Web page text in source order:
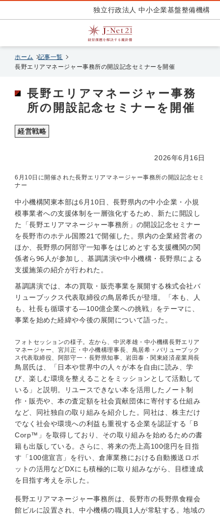
独立行政法人 中小企業基盤整備機構
ホーム
記事一覧
長野エリアマネージャー事務所の開設記念セミナーを開催
長野エリアマネージャー事務
所の開設記念セミナーを開催
経営戦略
2026年6月16日
6月10日に開催された長野エリアマネージャー事務所の開設記念セミ
ナー
中小機構関東本部は6月10日、長野県内の中小企業・小規
模事業者への支援体制を一層強化するため、新たに開設し
た「長野エリアマネージャー事務所」の開設記念セミナー
を長野市のホテル国際21で開催した。県内の企業経営者の
ほか、長野県の阿部守一知事をはじめとする支援機関の関
係者ら96人が参加し、基調講演や中小機構・長野県による
支援施策の紹介が行われた。
基調講演では、本の買取・販売事業を展開する株式会社バ
リューブックス代表取締役の鳥居希氏が登壇。「本も、人
も、社長も循環する—100億企業への挑戦」をテーマに、
事業を始めた経緯や今後の展開について語った。
フォトセッションの様子。左から、中沢孝雄・中小機構長野エリア
マネージャー、宮川正・中小機構理事長、鳥居希・バリューブック
ス代表取締役、阿部守一・長野県知事、岩田泰・関東経済産業局長
鳥居氏は、「日本や世界中の人々が本を自由に読み、学
び、楽しむ環境を整えることをミッションとして活動して
いる」と説明。リユースできない本を活用したノート制
作・販売や、本の査定額を社会貢献団体に寄付する仕組み
など、同社独自の取り組みを紹介した。同社は、株主だけ
でなく社会や環境への利益も重視する企業を認証する「B
Corp™」を取得しており、その取り組みを始めるための書
籍も出版している。さらに、将来の売上高100億円を目指
す「100億宣言」を行い、倉庫業務における自動搬送ロボ
ットの活用などDXにも積極的に取り組みながら、目標達成
を目指す考えを示した。
長野エリアマネージャー事務所は、長野市の長野県食糧会
館ビルに設置され、中小機構の職員1人が常駐する。地域の